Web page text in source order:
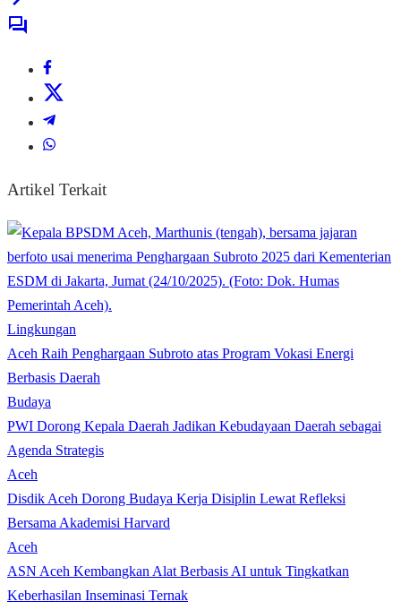
Artikel Terkait
Lingkungan
Aceh Raih Penghargaan Subroto atas Program Vokasi Energi
Berbasis Daerah
Budaya
PWI Dorong Kepala Daerah Jadikan Kebudayaan Daerah sebagai
Agenda Strategis
Aceh
Disdik Aceh Dorong Budaya Kerja Disiplin Lewat Refleksi
Bersama Akademisi Harvard
Aceh
ASN Aceh Kembangkan Alat Berbasis AI untuk Tingkatkan
Keberhasilan Inseminasi Ternak